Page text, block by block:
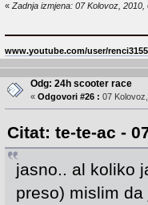
« Zadnja izmjena: 07 Kolovoz,
www.youtube.com/user/
Odg: 24h scooter race
« Odgovori #26 : 07
Citat: te-te-ac -
jasno.. al koliko
preso) mislim